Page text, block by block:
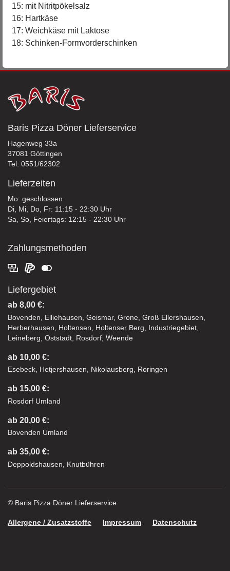
15: mit Nitritpökelsalz
16: Hartkäse
17: Weichkäse mit Laktose
18: Schinken-Formvorderschinken
Baris Pizza Döner Lieferservice
Hagenweg 33a
37081 Göttingen
Tel: 0551/62302
Lieferzeiten
Mo: geschlossen
Di, Mi, Do, Fr: 11:15 - 22:30 Uhr
Sa, So, Feiertags: 12:15 - 22:30 Uhr
Zahlungsmethoden
Liefergebiet
ab 8,00 €:
Bovenden, Elliehausen, Geismar, Grone, Groß Ellershausen,
Herberhausen, Holtensen, Holtenser Berg, Industriegebiet,
Leineberg, Oststadt, Rosdorf, Weende
ab 10,00 €:
Esebeck, Hetjershausen, Nikolausberg, Roringen
ab 15,00 €:
Rosdorf Umland
ab 20,00 €:
Bovenden Umland
ab 35,00 €:
Deppoldshausen, Knutbühren
© Baris Pizza Döner Lieferservice
Allergene / Zusatzstoffe Impressum Datenschutz